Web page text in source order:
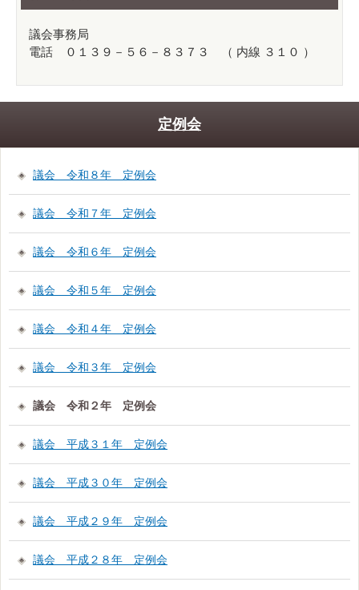
議会事務局
電話 ０１３９－５６－８３７３ （ 内線 ３１０ ）
定例会
議会 令和８年 定例会
議会 令和７年 定例会
議会 令和６年 定例会
議会 令和５年 定例会
議会 令和４年 定例会
議会 令和３年 定例会
議会 令和２年 定例会
議会 平成３１年 定例会
議会 平成３０年 定例会
議会 平成２９年 定例会
議会 平成２８年 定例会